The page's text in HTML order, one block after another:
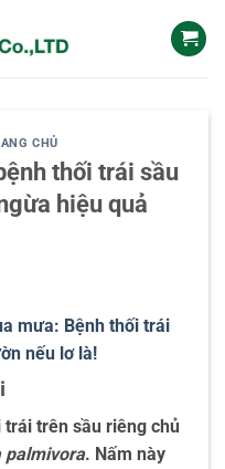
CHỦ
thối trái sầu
hiệu quả
mưa: Bệnh thối trái
nếu lơ là!
trên sầu riêng chủ
palmivora. Nấm này